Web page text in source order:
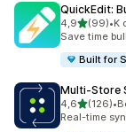
QuickEdit:
4,9z 5 hvězd
(99)
Celkový •K
Save time
Built for
Multi‑Store
4,6z 5 hvězd
(126)
Celkový •
Real-time